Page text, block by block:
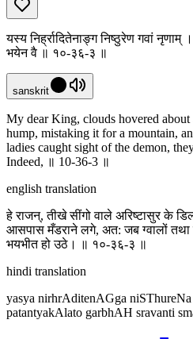
यस्य निर्ह्रादितेनाङ्ग निष्ठुरेण गवां नृणाम्
भयेन वै ॥ १०-३६-३ ॥
sanskrit
My dear King, clouds hovered about
hump, mistaking it for a mountain,
ladies caught sight of the demon,
Indeed, ॥ 10-36-3 ॥
english translation
हे राजन्, तीखे सींगो वाले अरिष्टासुर के
आसपास मँडराने लगे, अत: जब ग्वालों तथा
भयभीत हो उठे। ॥ १०-३६-३ ॥
hindi translation
yasya nirhrAditenAGga
patantyakAlato garbhAH sravanti